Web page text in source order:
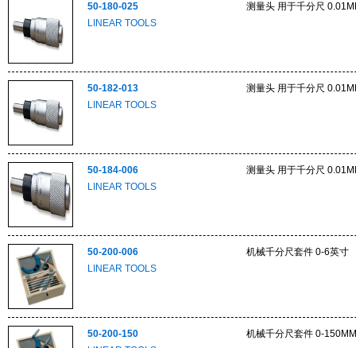
50-180-025
LINEAR TOOLS
测量头 用于千分尺
50-182-013
LINEAR TOOLS
测量头 用于千分尺
50-184-006
LINEAR TOOLS
测量头 用于千分尺
50-200-006
LINEAR TOOLS
机械千分尺套件 0-6英寸
50-200-150
机械千分尺套件 0-150MM